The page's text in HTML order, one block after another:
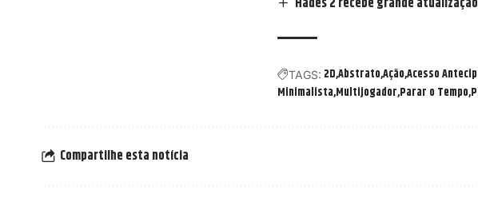
TAGS: 2DAbstratoAçãoAcesso
MinimalistaMultijogadorParar o Tempo
Compartilhe esta notícia